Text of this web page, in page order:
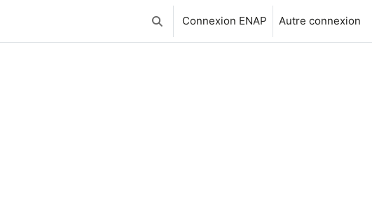
Activer/désactiver la saisie de recherche
Connexion ENAP Autre connexion